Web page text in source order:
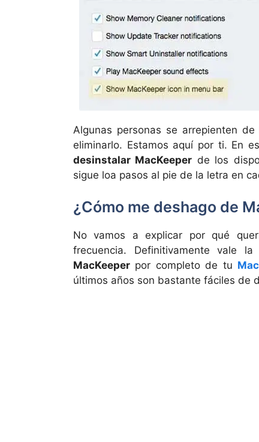
Algunas personas se arrepienten
eliminarlo. Estamos aquí por ti. En
desinstalar MacKeeper de los
sigue loa pasos al pie de la letra en
¿Cómo me deshago de
No vamos a explicar por qué
frecuencia. Definitivamente vale
MacKeeper por completo de tu Mac
últimos años son bastante fáciles de